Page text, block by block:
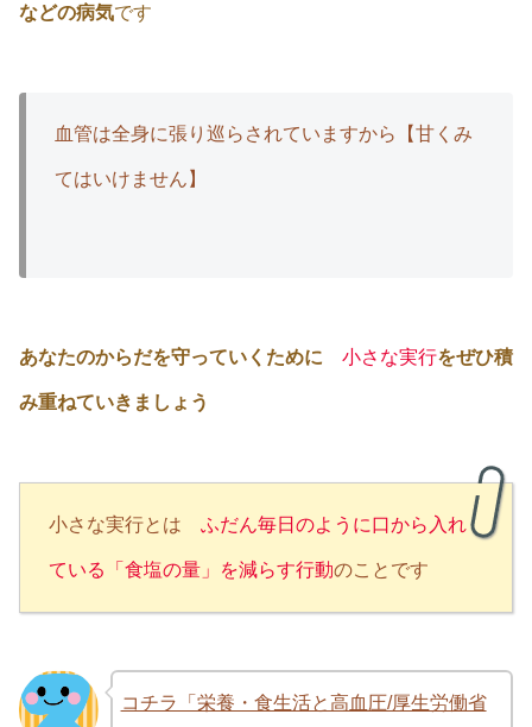
などの病気です
血管は全身に張り巡らされていますから【甘くみ
てはいけません】
あなたのからだを守っていくために 小さな実行をぜひ積
み重ねていきましょう
小さな実行とは ふだん毎日のように口から入れ
ている「食塩の量」を減らす行動のことです
コチラ「栄養・食生活と高血圧/厚生労働省